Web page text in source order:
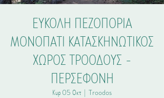
ΕΥΚΟΛΗ ΠΕΖΟΠΟΡΙΑ
ΜΟΝΟΠΑΤΙ ΚΑΤΑΣΚΗΝΩΤΙΚΟΣ
ΧΩΡΟΣ ΤΡΟΟΔΟΥΣ -
ΠΕΡΣΕΦΟΝΗ
Κυρ 05 Οκτ
  |
Troodos